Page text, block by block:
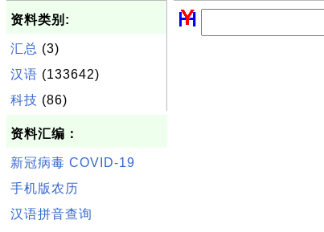
资料类别:
汇总 (3)
汉语 (133642)
科技 (86)
资料汇编：
新冠病毒 COVID-19
手机版农历
汉语拼音查询